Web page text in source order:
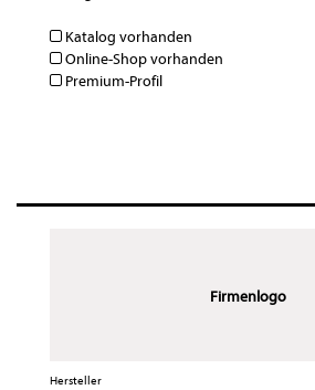
Katalog vorhanden
Online-Shop vorhanden
Premium-Profil
Firmenlogo
Hersteller